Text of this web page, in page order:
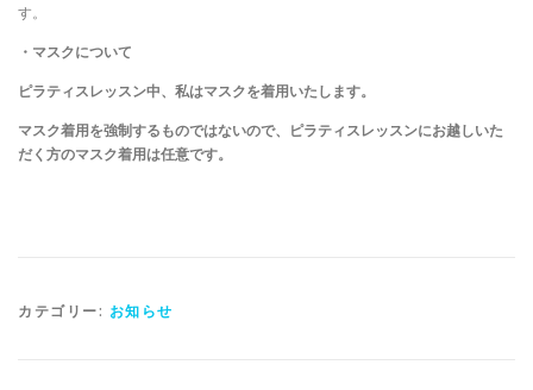
す。
・マスクについて
ピラティスレッスン中、私はマスクを着用いたします。
マスク着用を強制するものではないので、ピラティスレッスンにお越しいた
だく方のマスク着用は任意です。
カテゴリー: お知らせ